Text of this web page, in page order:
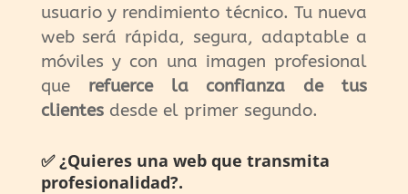
usuario y rendimiento técnico. Tu nueva
web será rápida, segura, adaptable a
móviles y con una imagen profesional
que refuerce la confianza de tus
clientesdesde el primer segundo.
✅ ¿Quieres una web que transmita
profesionalidad?.